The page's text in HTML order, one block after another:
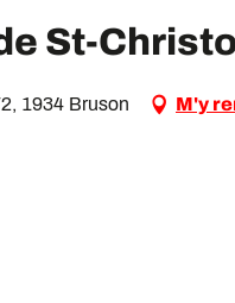
St-
1934 Bruson M'y